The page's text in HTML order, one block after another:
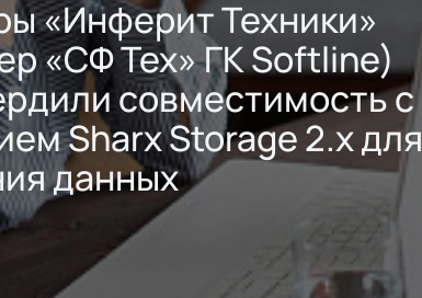
«Инферит Техники»
«СФ Тех» ГК Softline)
совместимость с
Sharx Storage 2.x для
данных